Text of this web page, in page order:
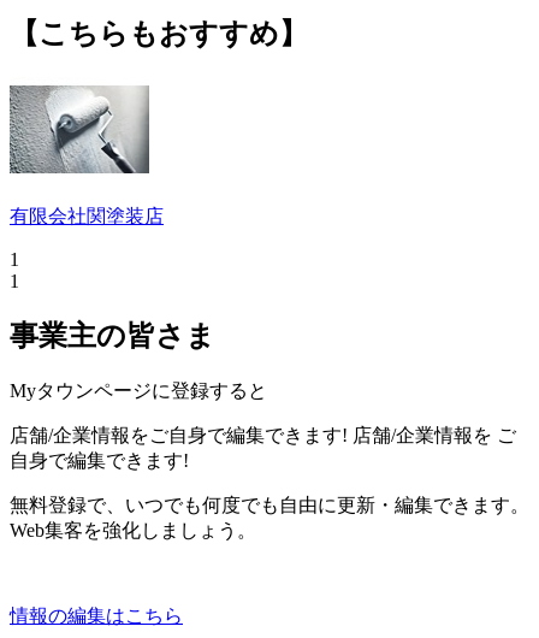
【こちらもおすすめ】
有限会社関塗装店
1
1
事業主の皆さま
Myタウンページに登録すると
店舗/企業情報をご自身で編集できます! 店舗/企業情報を ご
自身で編集できます!
無料登録で、いつでも何度でも自由に更新・編集できます。
Web集客を強化しましょう。
情報の編集はこちら